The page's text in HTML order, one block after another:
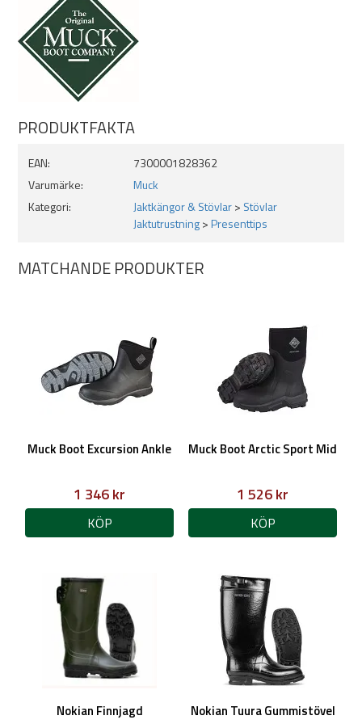
Tål ammoniak, olja och gödningsmedel.
Skafthöjd i storlek 42 är ca 43 cm.
Alla storlekar är ca 1/2 nr mindre i storlek. Köp en storlek
större om du är på gränsen.
PRODUKTFAKTA
EAN:
7300001828362
Varumärke:
Muck
Kategori:
Jaktkängor & Stövlar> Stövlar
Jaktutrustning>Presenttips
MATCHANDE PRODUKTER
Muck Boot Excursion Ankle
1 346 kr
KÖP
Muck Boot Arctic Sport Mid
1 526 kr
KÖP
Nokian Finnjagd
Nokian Tuura Gummistövel